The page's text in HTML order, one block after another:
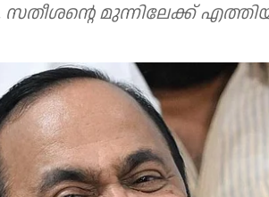
സതീശൻ്റെ മുന്നിലേക്ക്